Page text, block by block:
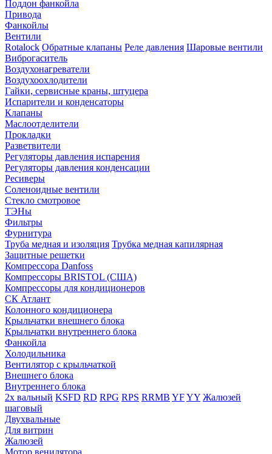
Поддон фанкойла
Привода
Фанкойлы
Вентили
Rotalock Обратные клапаны Реле давления Шаровые вентили
Виброгаситель
Воздухонагреватели
Воздухоохлодители
Гайки, сервисные краны, штуцера
Испарители и конденсаторы
Клапаны
Маслоотделители
Прокладки
Разветвители
Регуляторы давления испарения
Регуляторы давления конденсации
Ресиверы
Соленоидные вентили
Стекло смотровое
ТЭНы
Фильтры
Фурнитура
Труба медная и изоляция Трубка медная капилярная
Защитные решетки
Компрессора Danfoss
Компрессоры BRISTOL (США)
Компрессоры для кондиционеров
СК Атлант
Колонного кондиционера
Крыльчатки внешнего блока
Крыльчатки внутреннего блока
Фанкойла
Холодильника
Вентилятор с крыльчаткой
Внешнего блока
Внутреннего блока
2х вальный KSFD RD RPG RPS RRMB YFYY Жалюзей
шаговый
Двухвальные
Для витрин
Жалюзей
Мотор венилятора